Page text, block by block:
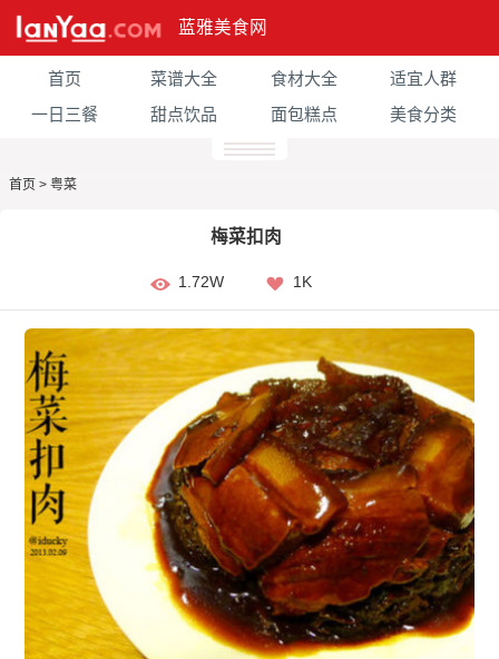
蓝雅美食网
首页 菜谱大全 食材大全
适宜人群
一日三餐
甜点饮品 面包糕点 美食分类
首页 > 粤菜
梅菜扣肉
1.72W 1K